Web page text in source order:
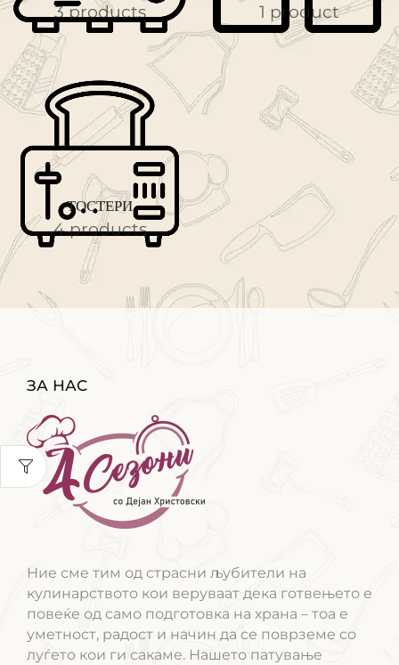
3 products 1 product
ТОСТЕРИ
4 products
ЗА НАС
Ние сме тим од страсни љубители на
кулинарството кои веруваат дека готвењето е
повеќе од само подготовка на храна – тоа е
уметност, радост и начин да се поврземе со
луѓето кои ги сакаме. Нашето патување